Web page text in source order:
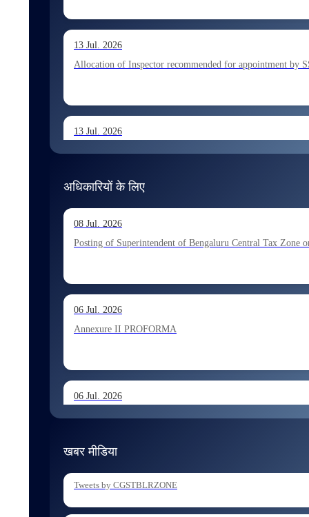
13 Jul. 2026
Allocation of Inspector recommended for appointment by
13 Jul. 2026
13 Jul. 2026
Allocation of Executive Assistant recommended for
10 Jul. 2026
Allocation of Tax Assistant recommended for appointment
अधिकारियों के लिए
08 Jul. 2026
Posting of Superintendent of Bengaluru Central Tax Zone
06 Jul. 2026
Annexure II PROFORMA
06 Jul. 2026
06 Jul. 2026
खबर मीडिया
Tweets by CGSTBLRZONE